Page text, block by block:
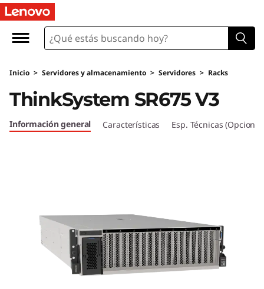
T
h
n
S
Inicio > Servidores y almacenamiento > Servidores > Racks
ThinkSystem SR675 V3
Información general Características Esp. Técnicas